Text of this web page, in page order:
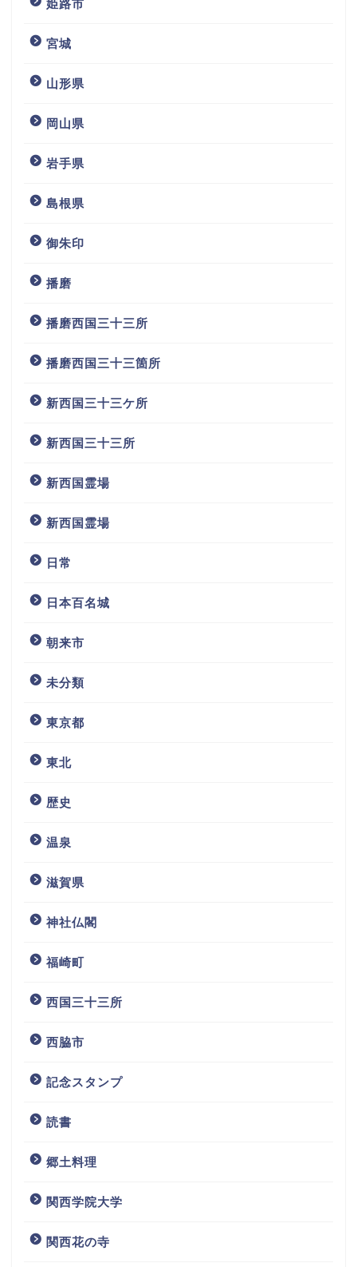
姫路市
宮城
山形県
岡山県
岩手県
島根県
御朱印
播磨
播磨西国三十三所
播磨西国三十三箇所
新西国三十三ケ所
新西国三十三所
新西国霊場
新西国霊場
日常
日本百名城
朝来市
未分類
東京都
東北
歴史
温泉
滋賀県
神社仏閣
福崎町
西国三十三所
西脇市
記念スタンプ
読書
郷土料理
関西学院大学
関西花の寺